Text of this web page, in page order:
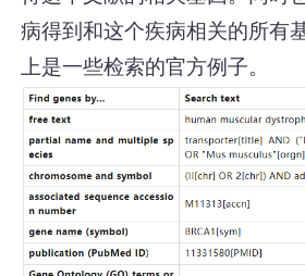
病得到和这个疾病相关的所有
上是一些检索的官方例子。